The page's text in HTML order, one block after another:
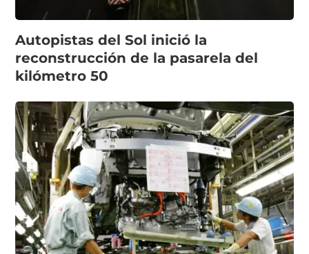
Autopistas del Sol inició la
reconstrucción de la pasarela del
kilómetro 50